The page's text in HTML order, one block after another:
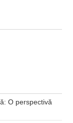
O perspectivă